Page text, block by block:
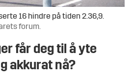
16 hindre på tiden 2.36,9.
forum.
får deg til å yte
akkurat nå?